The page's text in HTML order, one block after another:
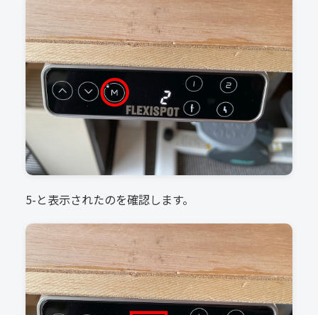
5-と表示されたのを確認します。